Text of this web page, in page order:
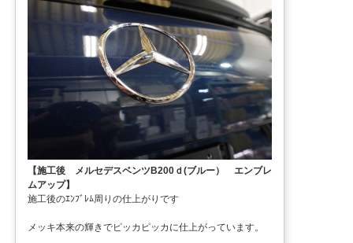
【施工後 メルセデスベンツB200ｄ(ブルー） エンブレ
ムアップ】
施工後のｴﾝﾌﾞﾚﾑ周りの仕上がりです
メッキ本来の輝きでピッカピッカに仕上がっています。